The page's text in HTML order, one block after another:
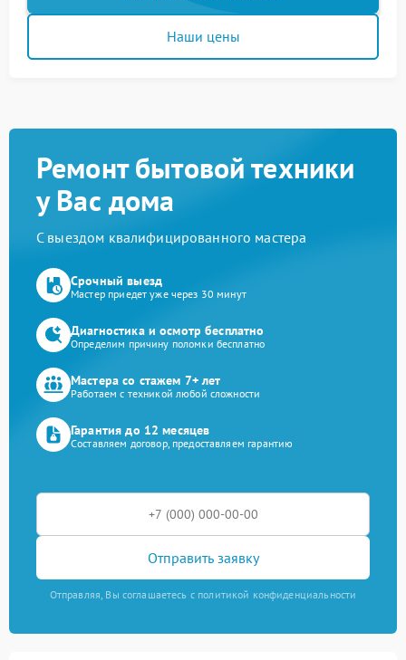
Наши цены
Ремонт бытовой техники
у Вас дома
С выездом квалифицированного мастера
Срочный выезд
Мастер приедет уже через 30 минут
Диагностика и осмотр бесплатно
Определим причину поломки бесплатно
Мастера со стажем 7+ лет
Работаем с техникой любой сложности
Гарантия до 12 месяцев
Составляем договор, предоставляем гарантию
Отправить заявку
Отправляя, Вы соглашаетесь с политикой конфиденциальности